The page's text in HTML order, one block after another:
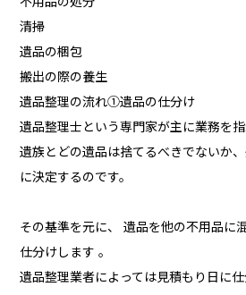
清掃
遺品の梱包
搬出の際の養生
遺品整理の流れ①遺品の仕分け
遺品整理士という専門家が主に業務を指
遺族とどの遺品は捨てるべきでないか
に決定するのです。
その基準を元に、 遺品を他の不用品に
仕分けします 。
遺品整理業者によっては見積もり日に